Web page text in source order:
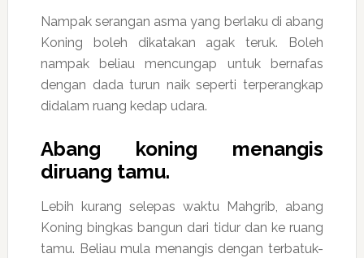
Nampak serangan asma yang berlaku di abang
Koning boleh dikatakan agak teruk. Boleh
nampak beliau mencungap untuk bernafas
dengan dada turun naik seperti terperangkap
didalam ruang kedap udara.
Abang koning menangis
diruang tamu.
Lebih kurang selepas waktu Mahgrib, abang
Koning bingkas bangun dari tidur dan ke ruang
tamu. Beliau mula menangis dengan terbatuk-